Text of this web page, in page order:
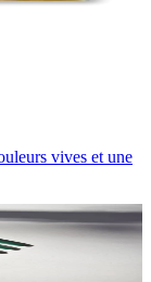
vives et une